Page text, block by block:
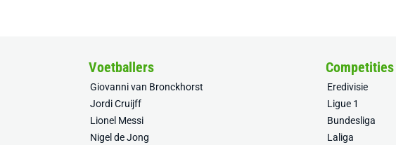
Voetballers
Giovanni van Bronckhorst
Jordi Cruijff
Lionel Messi
Nigel de Jong
Competities
Eredivisie
Ligue 1
Bundesliga
Laliga